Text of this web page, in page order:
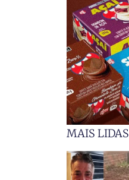
MAIS LIDAS